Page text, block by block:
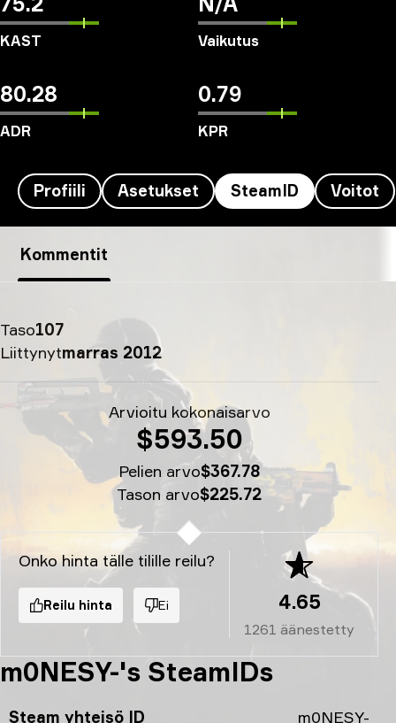
KAST Vaikutus
80.28
ADR
0.79
KPR
Profiili Asetukset SteamID Voitot
Kommentit
Taso107
Liittynytmarras 2012
Arvioitu kokonaisarvo
$593.50
Pelien arvo$367.78
Tason arvo$225.72
Onko hinta tälle tilille reilu?
Reilu hinta Ei 4.65
1261 äänestetty
m0NESY-'s SteamIDs
Steam yhteisö ID m0NESY-